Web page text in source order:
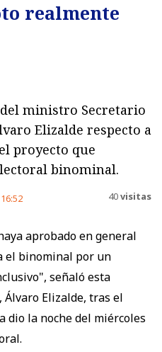
realmente
ministro Secretario
Elizalde respecto a
proyecto que
binominal.
16:52 40visitas
aprobado en general
el binominal por un
señaló esta
Elizalde, tras el
dio la noche del miércoles